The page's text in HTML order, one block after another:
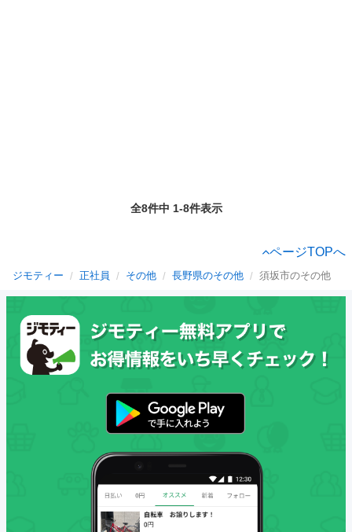
全8件中 1-8件表示
ページTOPへ
ジモティー 正社員 その他 長野県のその他 須坂市のその他